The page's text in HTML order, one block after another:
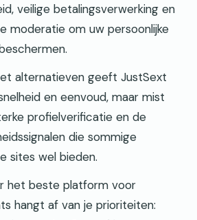
veilige betalingsverwerking en
moderatie om uw persoonlijke
alternatieven geeft JustSext
en eenvoud, maar mist
profielverificatie en de
die sommige
sites wel bieden.
het beste platform voor
hangt af van je prioriteiten: